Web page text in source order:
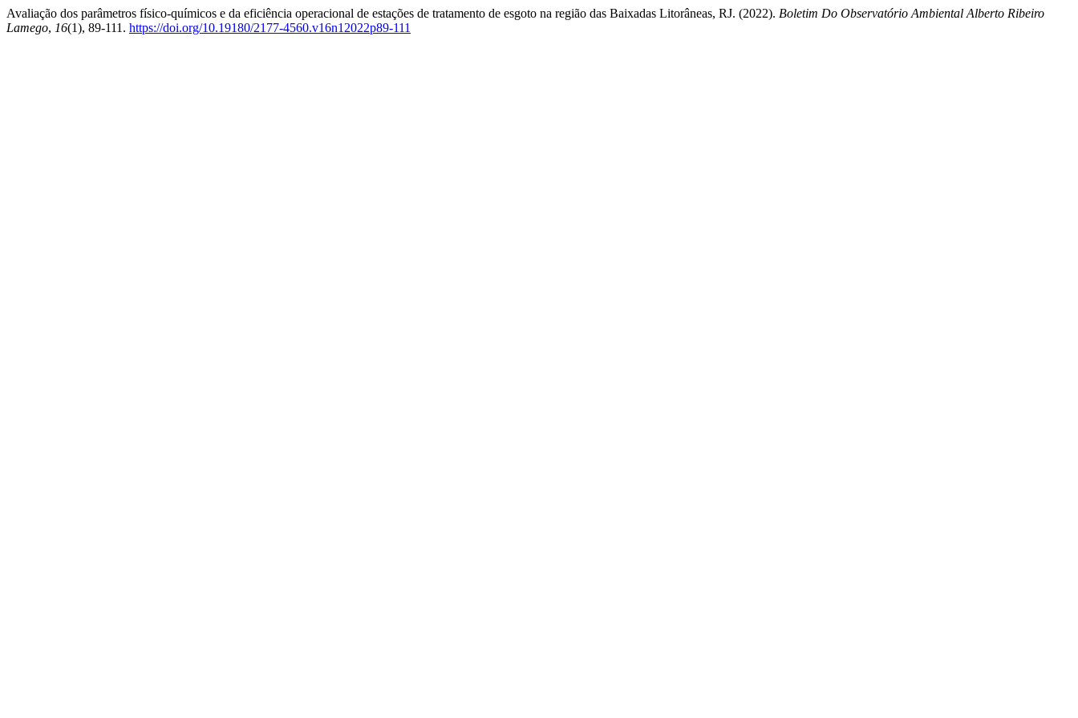
Avaliação dos parâmetros físico-químicos e da eficiência operacional de estações de tratamento de esgoto na região das Baixadas Litorâneas, RJ. (2022). Boletim Do Observatório Ambiental Alberto Ribeiro
Lamego, 16(1), 89-111. https://doi.org/10.19180/2177-4560.v16n12022p89-111